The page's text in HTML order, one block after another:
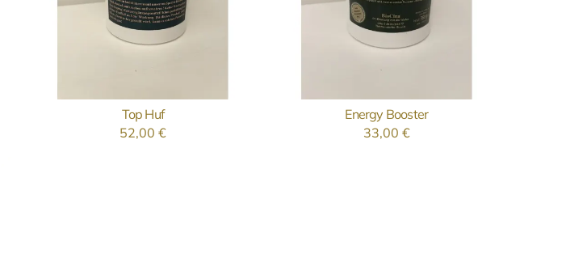
AUSFÜHRUNG WÄHLEN
Top Huf
52,00 €
AUSFÜHRUNG WÄHLEN
Energy Booster
33,00 €